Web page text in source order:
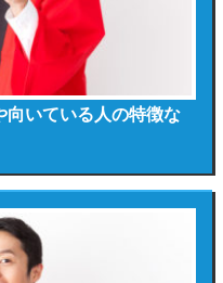
向いている人の特徴な